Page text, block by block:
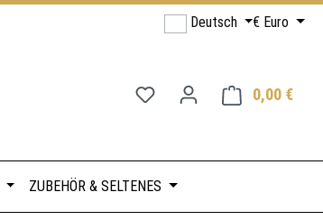
Deutsch € Euro
Du hast 0 Produkte auf
0,00 €
ZUBEHÖR & SELTENES